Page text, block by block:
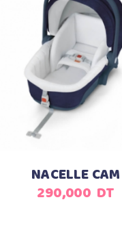
Ajouter au panier
NACELLE CAM
290,000 DT